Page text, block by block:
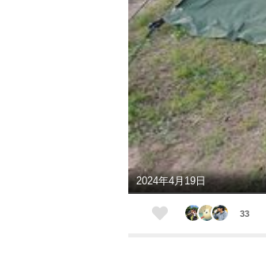
2024年4月19日
33